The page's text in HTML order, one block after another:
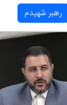
رهبر شهیدم